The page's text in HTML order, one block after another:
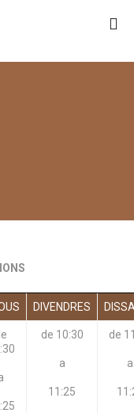
DIVENDRES
de 10:30
a
11:25
de
a